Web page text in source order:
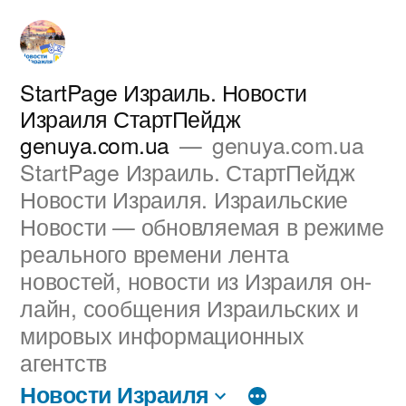
Перейти
содержимому
StartPage Израиль. Новости
Израиля СтартПейдж
genuya.com.ua
genuya.com.ua
StartPage Израиль. СтартПейдж
Новости Израиля. Израильские
Новости — обновляемая в режиме
реального времени лента
новостей, новости из Израиля он-
лайн, сообщения Израильских и
мировых информационных
агентств
Новости Израиля